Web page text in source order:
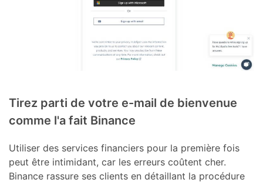
Tirez parti de votre e-mail de bienvenue
comme l'a fait Binance
Utiliser des services financiers pour la première fois
peut être intimidant, car les erreurs coûtent cher.
Binance rassure ses clients en détaillant la procédure